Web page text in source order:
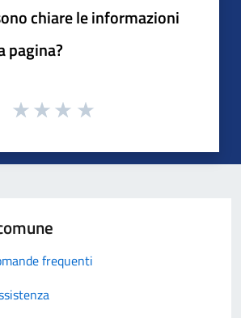
chiare le informazioni
pagina?
frequenti